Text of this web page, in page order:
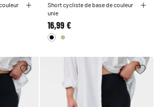
Short cycliste de base de couleur
unie
16,99 €